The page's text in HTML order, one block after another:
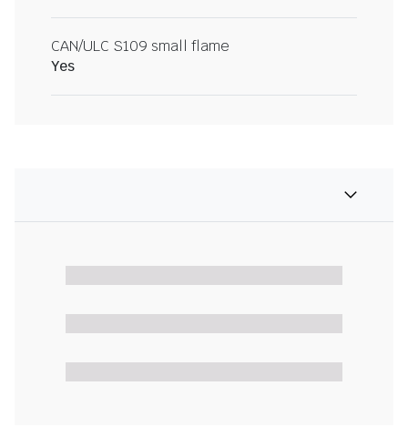
CAN/ULC S109 small flame
Yes